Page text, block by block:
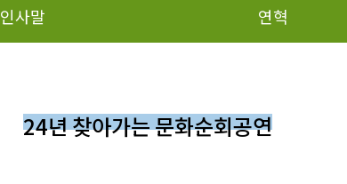
인사말 연혁
24년 찾아가는 문화순회공연